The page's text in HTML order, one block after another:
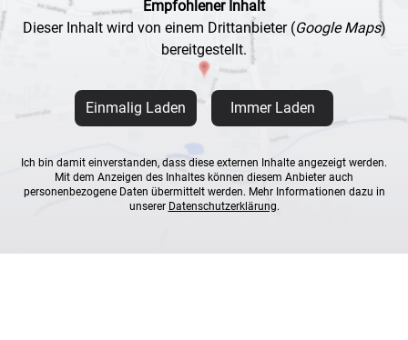
Empfohlener Inhalt
Dieser Inhalt wird von einem Drittanbieter (Google Maps)
bereitgestellt.
Einmalig Laden Immer Laden
Ich bin damit einverstanden, dass diese externen Inhalte angezeigt werden.
Mit dem Anzeigen des Inhaltes können diesem Anbieter auch
personenbezogene Daten übermittelt werden. Mehr Informationen dazu in
unserer Datenschutzerklärung.